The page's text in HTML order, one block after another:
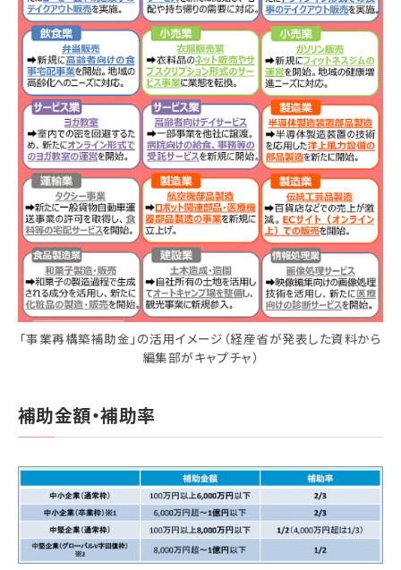
「事業再構築補助金」の活用イメージ（経産省が発表した資料から
編集部がキャプチャ）
補助金額・補助率